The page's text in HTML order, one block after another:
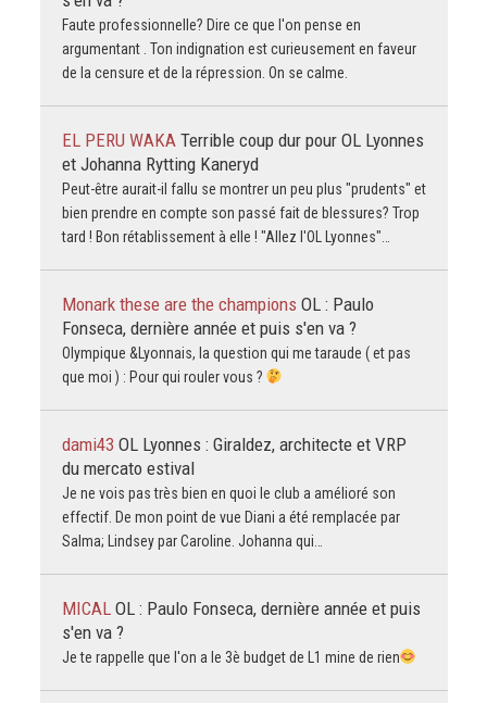
Faute professionnelle? Dire ce que l'on pense en
argumentant . Ton indignation est curieusement en faveur
de la censure et de la répression. On se calme.
EL PERU WAKA Terrible coup dur pour OL Lyonnes
et Johanna Rytting Kaneryd
Peut-être aurait-il fallu se montrer un peu plus "prudents" et
bien prendre en compte son passé fait de blessures? Trop
tard ! Bon rétablissement à elle ! "Allez l'OL Lyonnes"…
Monark these are the champions OL : Paulo
Fonseca, dernière année et puis s'en va ?
Olympique &Lyonnais, la question qui me taraude ( et pas
que moi ) : Pour qui rouler vous ?
dami43 OL Lyonnes : Giraldez, architecte et VRP
du mercato estival
Je ne vois pas très bien en quoi le club a amélioré son
effectif. De mon point de vue Diani a été remplacée par
Salma; Lindsey par Caroline. Johanna qui…
MICAL OL : Paulo Fonseca, dernière année et puis
s'en va ?
Je te rappelle que l'on a le 3è budget de L1 mine de rien